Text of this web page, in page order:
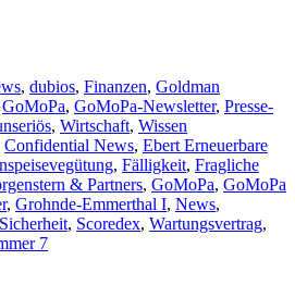
, dubios, Finanzen, Goldman
GoMoPa, GoMoPa-Newsletter, Presse-
, Wirtschaft, Wissen
Confidential News, Ebert Erneuerbare
, Fälligkeit, Fragliche
& Partners, GoMoPa, GoMoPa
, Grohnde-Emmerthal I, News,
, Scoredex, Wartungsvertrag,
7